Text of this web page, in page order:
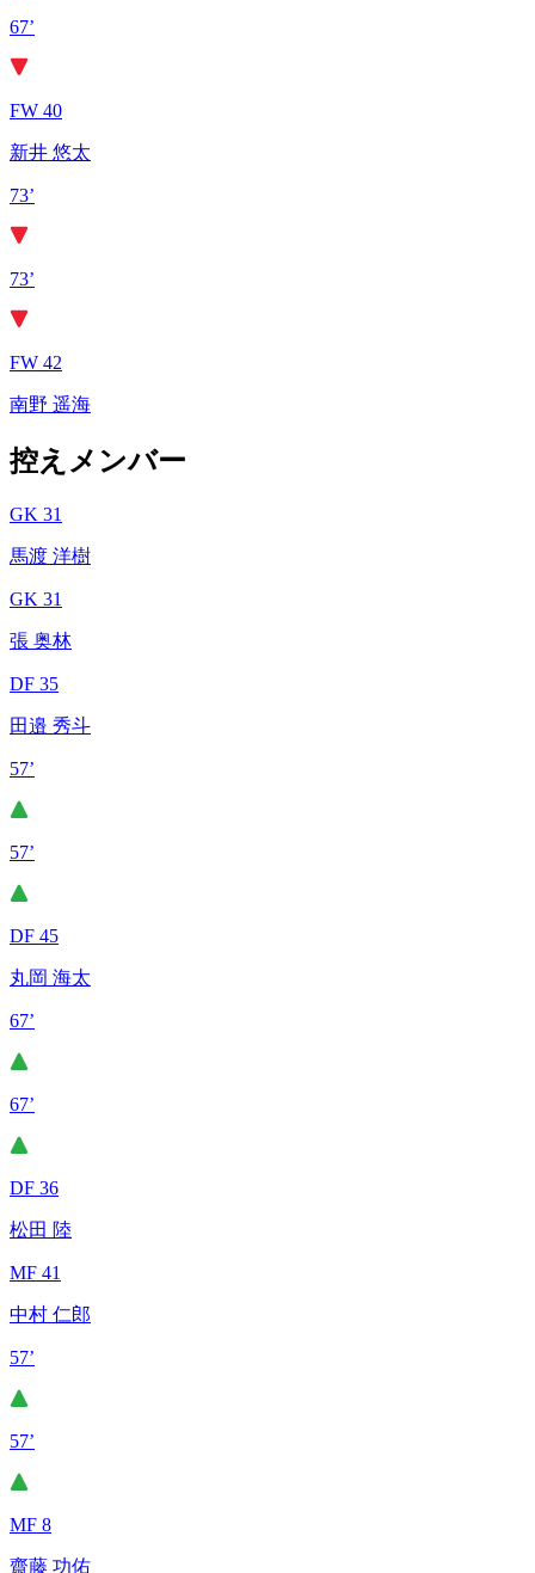
67’
FW 40
新井 悠太
73’
73’
FW 42
南野 遥海
控えメンバー
GK 31
馬渡 洋樹
GK 31
張 奥林
DF 35
田邉 秀斗
57’
57’
DF 45
丸岡 海太
67’
67’
DF 36
松田 陸
MF 41
中村 仁郎
57’
57’
MF 8
齋藤 功佑